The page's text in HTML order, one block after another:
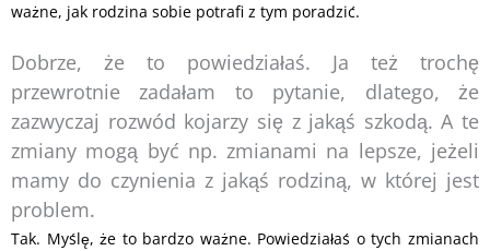
ważne, jak rodzina sobie potrafi z tym poradzić.
Dobrze, że to powiedziałaś. Ja też trochę
przewrotnie zadałam to pytanie, dlatego, że
zazwyczaj rozwód kojarzy się z jakąś szkodą. A te
zmiany mogą być np. zmianami na lepsze, jeżeli
mamy do czynienia z jakąś rodziną, w której jest
problem.
Tak. Myślę, że to bardzo ważne. Powiedziałaś o tych zmianach